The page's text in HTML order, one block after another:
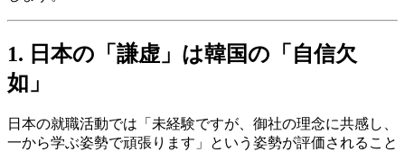
1. 日本の「謙虚」は韓国の「自信欠
如」
日本の就職活動では「未経験ですが、御社の理念に共感し、
一から学ぶ姿勢で頑張ります」という姿勢が評価されること